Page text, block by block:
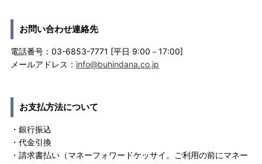
お問い合わせ連絡先
電話番号：03-6853-7771 [平日 9:00－17:00]
メールアドレス： info@buhindana.co.jp
お支払方法について
・銀行振込
・代金引換
・請求書払い（マネーフォワードケッサイ。ご利用の前にマネー